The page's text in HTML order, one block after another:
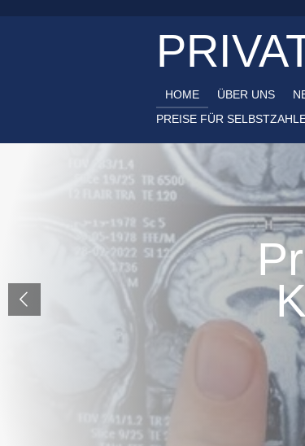
HOME ÜBER UNS
PREISE FÜR